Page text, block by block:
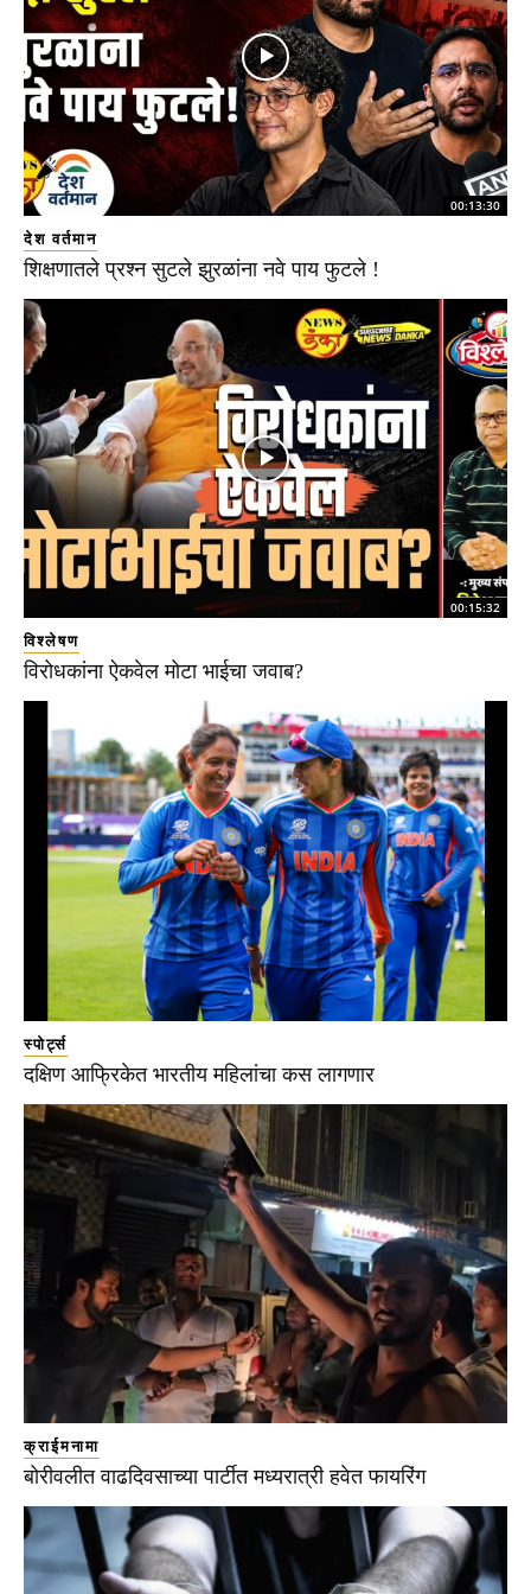
00:13:30
देश वर्तमान
शिक्षणातले प्रश्न सुटले झुरळांना नवे पाय फुटले !
00:15:32
विश्लेषण
विरोधकांना ऐकवेल मोटा भाईचा जवाब?
स्पोर्ट्स
दक्षिण आफ्रिकेत भारतीय महिलांचा कस लागणार
क्राईमनामा
बोरीवलीत वाढदिवसाच्या पार्टीत मध्यरात्री हवेत फायरिंग